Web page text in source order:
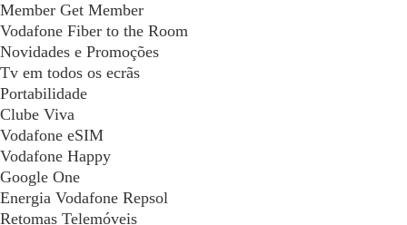
Member Get Member
Vodafone Fiber to the Room
Novidades e Promoções
Tv em todos os ecrãs
Portabilidade
Clube Viva
Vodafone eSIM
Vodafone Happy
Google One
Energia Vodafone Repsol
Retomas Telemóveis